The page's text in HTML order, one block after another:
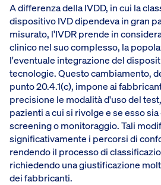
A differenza della IVDD, in cui la
dispositivo IVD dipendeva in gran
misurato, l'IVDR prende in
clinico nel suo complesso, la
l'eventuale integrazione del
tecnologie. Questo cambiamento,
punto 20.4.1(c), impone ai
precisione le modalità d'uso del
pazienti a cui si rivolge e se esso
screening o monitoraggio. Tali
significativamente i percorsi di
rendendo il processo di
richiedendo una giustificazione
dei fabbricanti.